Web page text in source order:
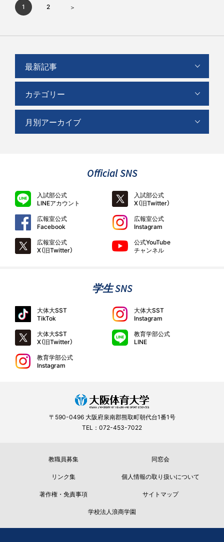
1 2
最新記事
カテゴリー
月別アーカイブ
Official SNS
入試部公式
LINEアカウント
入試部公式
X（旧Twitter）
広報室公式
Facebook
広報室公式
Instagram
広報室公式
X（旧Twitter）
公式YouTube
チャンネル
学生 SNS
大体大SST
TikTok
大体大SST
Instagram
大体大SST
X（旧Twitter）
教育学部公式
LINE
教育学部公式
Instagram
〒590-0496 大阪府泉南郡熊取町朝代台1番1号
TEL：072-453-7022
教職員募集
同窓会
リンク集
個人情報の取り扱いについて
著作権・免責事項
サイトマップ
学校法人浪商学園